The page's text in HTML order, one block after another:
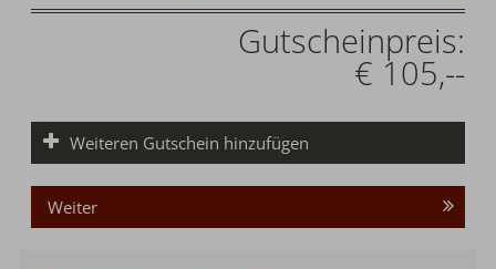
Gutscheinpreis:
€ 105,--
Weiteren Gutschein hinzufügen
Weiter